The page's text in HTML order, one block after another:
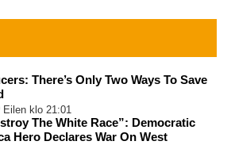
There’s Only Two Ways To Save
Eilen klo 21:01
The White Race”: Democratic
Hero Declares War On West